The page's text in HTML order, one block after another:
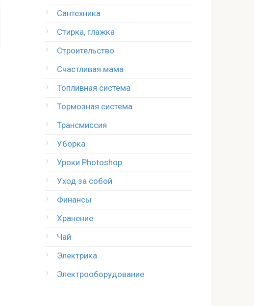
Сантехника
Стирка, глажка
Строительство
Счастливая мама
Топливная система
Тормозная система
Трансмиссия
Уборка
Уроки Photoshop
Уход за собой
Финансы
Хранение
Чай
Электрика
Электрооборудование